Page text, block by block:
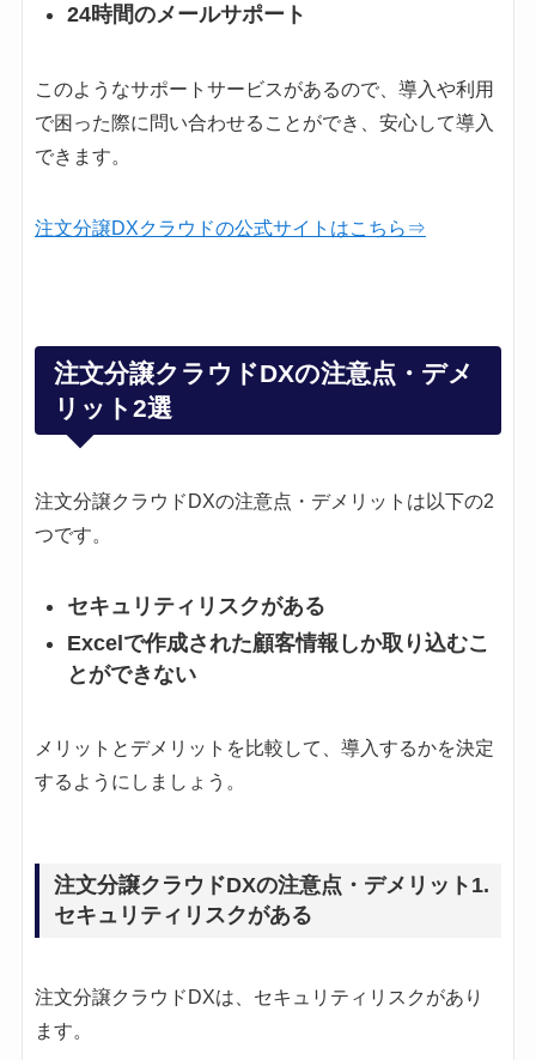
24時間のメールサポート
このようなサポートサービスがあるので、導入や利用
で困った際に問い合わせることができ、安心して導入
できます。
注文分譲DXクラウドの公式サイトはこちら⇒
注文分譲クラウドDXの注意点・デメ
リット2選
注文分譲クラウドDXの注意点・デメリットは以下の2
つです。
セキュリティリスクがある
Excelで作成された顧客情報しか取り込むこ
とができない
メリットとデメリットを比較して、導入するかを決定
するようにしましょう。
注文分譲クラウドDXの注意点・デメリット1.
セキュリティリスクがある
注文分譲クラウドDXは、セキュリティリスクがあり
ます。